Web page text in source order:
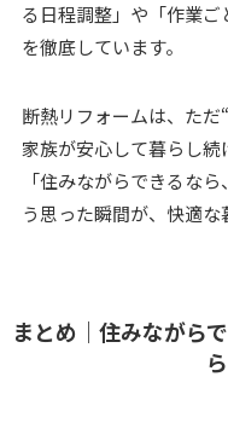
る日程調整」や「作業
を徹底しています。
断熱リフォームは、ただ
家族が安心して暮らし続
「住みながらできるな
う思った瞬間が、快適な
まとめ｜住みながら